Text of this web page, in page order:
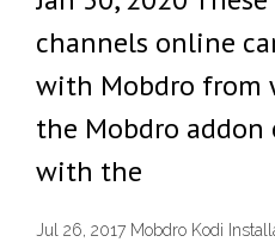
channels online
with Mobdro from
the Mobdro
with the
Jul 26, 2017 Mobdro Kodi